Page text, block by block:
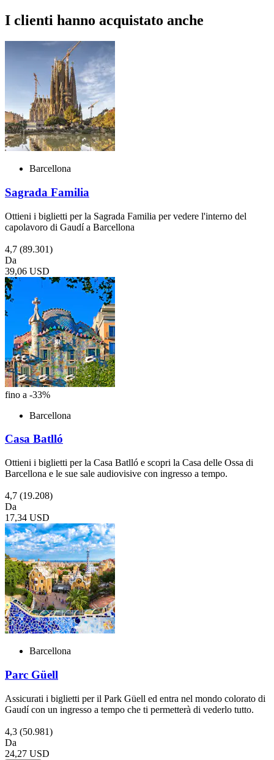
I clienti hanno acquistato anche
Barcellona
Sagrada Familia
Ottieni i biglietti per la Sagrada Familia per vedere l'interno del
capolavoro di Gaudí a Barcellona
4,7 (89.301)
Da
39,06 USD
fino a -33%
Barcellona
Casa Batlló
Ottieni i biglietti per la Casa Batlló e scopri la Casa delle Ossa di
Barcellona e le sue sale audiovisive con ingresso a tempo.
4,7 (19.208)
Da
17,34 USD
Barcellona
Parc Güell
Assicurati i biglietti per il Park Güell ed entra nel mondo colorato di
Gaudí con un ingresso a tempo che ti permetterà di vederlo tutto.
4,3 (50.981)
Da
24,27 USD